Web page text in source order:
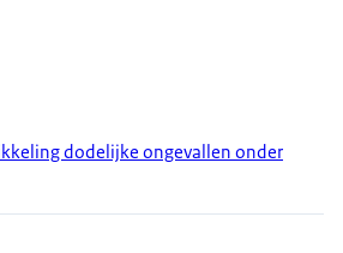
dodelijke ongevallen onder